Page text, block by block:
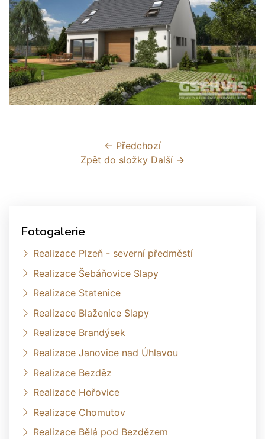
← Předchozí
Zpět do složky Další →
Fotogalerie
Realizace Plzeň - severní předměstí
Realizace Šebáňovice Slapy
Realizace Statenice
Realizace Blaženice Slapy
Realizace Brandýsek
Realizace Janovice nad Úhlavou
Realizace Bezděz
Realizace Hořovice
Realizace Chomutov
Realizace Bělá pod Bezdězem